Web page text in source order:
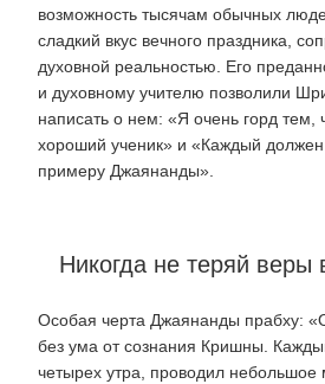
возможность тысячам обычных
сладкий вкус вечного праздника,
духовной реальностью. Его
и духовному учителю позволили
написать о нем: «Я очень горд тем,
хороший ученик» и «Каждый должен
примеру Джаянанды».
Никогда не теряй
Особая черта Джаянанды прабху:
без ума от сознания Кришны.
четырех утра, проводил небольшое